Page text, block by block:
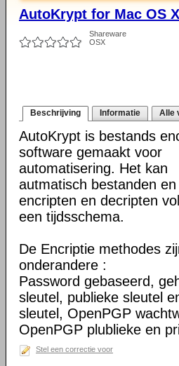
AutoKrypt for Mac OS
Shareware
OSX
Beschrijving Informatie Alle
AutoKrypt is bestands
software gemaakt voor
automatisering. Het kan
autmatisch bestanden
encripten en decripten
een tijdsschema.
De Encriptie methodes
onderandere :
Password gebaseerd,
sleutel, publieke sleutel
sleutel, OpenPGP
OpenPGP plublieke en
Stel een correctie voor